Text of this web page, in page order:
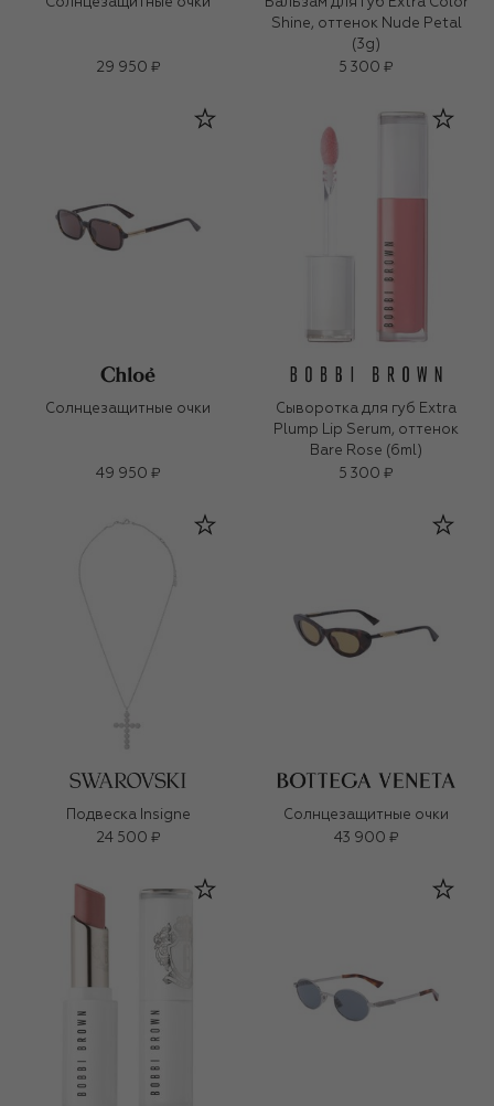
Солнцезащитные очки
29 950 ₽
Бальзам для губ Extra Color
Shine, оттенок Nude Petal
(3g)
5 300 ₽
Солнцезащитные очки
49 950 ₽
Сыворотка для губ Extra
Plump Lip Serum, оттенок
Bare Rose (6ml)
5 300 ₽
Подвеска Insigne
24 500 ₽
Солнцезащитные очки
43 900 ₽